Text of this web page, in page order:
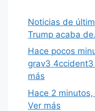
Noticias de
Trump acaba
Hace pocos
grav3
más
Hace 2
Ver más